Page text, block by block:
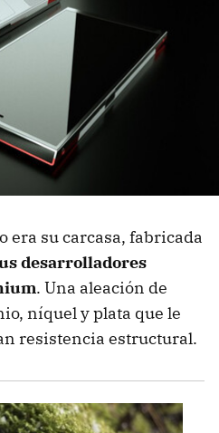
era su carcasa, fabricada
desarrolladores
. Una aleación de
níquel y plata que le
resistencia estructural.